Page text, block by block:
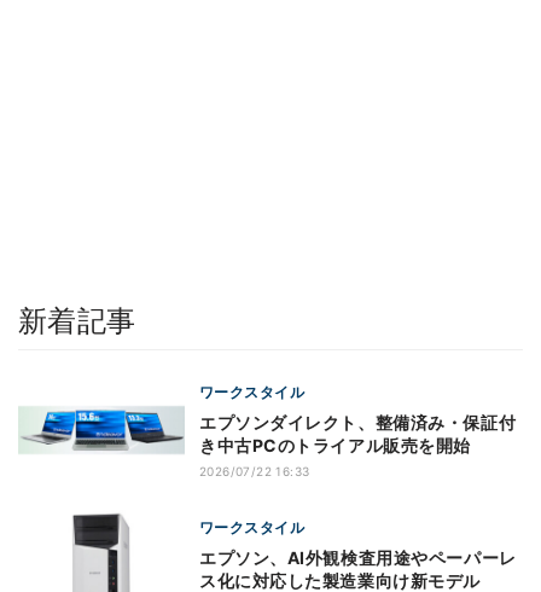
新着記事
ワークスタイル
エプソンダイレクト、整備済み・保証付
き中古PCのトライアル販売を開始
2026/07/22 16:33
ワークスタイル
エプソン、AI外観検査用途やペーパーレ
ス化に対応した製造業向け新モデル